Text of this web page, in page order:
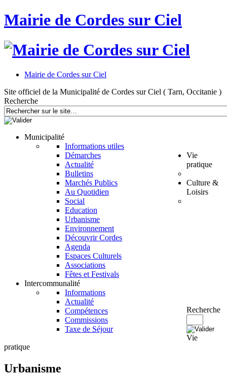
Mairie de Cordes sur Ciel
Mairie de Cordes sur Ciel
Site officiel de la Municipalité de Cordes sur Ciel ( Tarn, Occitanie )
Recherche
Municipalité
Informations utiles
Démarches
Actualité
Bulletins
Marchés Publics
Vie
pratique
Au Quotidien
Social
Education
Urbanisme
Environnement
Culture &
Loisirs
Découvrir Cordes
Agenda
Espaces Culturels
Associations
Fêtes et Festivals
Intercommunalité
Informations
Actualité
Compétences
Commissions
Taxe de Séjour
Recherche
Vie
pratique
Urbanisme